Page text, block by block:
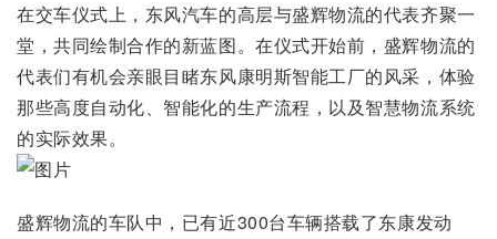
在交车仪式上，东风汽车的高层与盛辉物流的代表齐聚一
堂，共同绘制合作的新蓝图。在仪式开始前，盛辉物流的
代表们有机会亲眼目睹东风康明斯智能工厂的风采，体验
那些高度自动化、智能化的生产流程，以及智慧物流系统
的实际效果。
盛辉物流的车队中，已有近300台车辆搭载了东康发动